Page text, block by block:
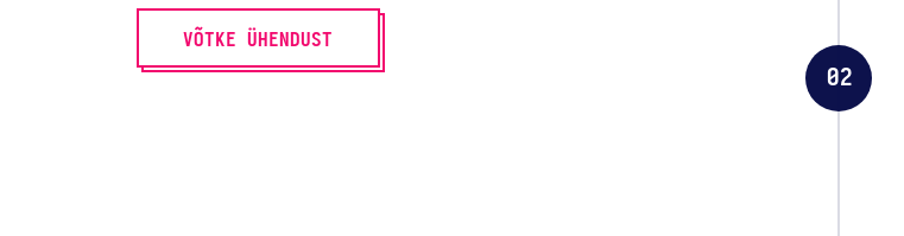
VÕTKE ÜHENDUST
02